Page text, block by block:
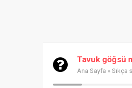
Tavuk göğsü
Ana Sayfa » Sıkça